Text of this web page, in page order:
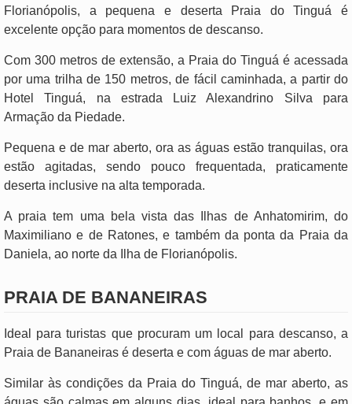
Florianópolis, a pequena e deserta Praia do Tinguá é
excelente opção para momentos de descanso.
Com 300 metros de extensão, a Praia do Tinguá é acessada
por uma trilha de 150 metros, de fácil caminhada, a partir do
Hotel Tinguá, na estrada Luiz Alexandrino Silva para
Armação da Piedade.
Pequena e de mar aberto, ora as águas estão tranquilas, ora
estão agitadas, sendo pouco frequentada, praticamente
deserta inclusive na alta temporada.
A praia tem uma bela vista das Ilhas de Anhatomirim, do
Maximiliano e de Ratones, e também da ponta da Praia da
Daniela, ao norte da Ilha de Florianópolis.
PRAIA DE BANANEIRAS
Ideal para turistas que procuram um local para descanso, a
Praia de Bananeiras é deserta e com águas de mar aberto.
Similar às condições da Praia do Tinguá, de mar aberto, as